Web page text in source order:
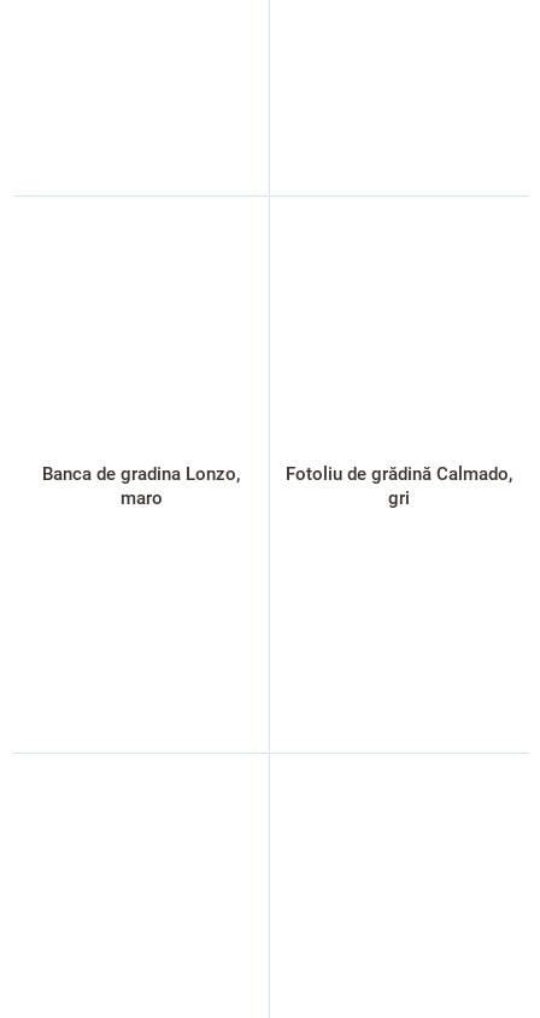
Banca de gradina Lonzo,
maro
Fotoliu de grădină Calmado,
gri